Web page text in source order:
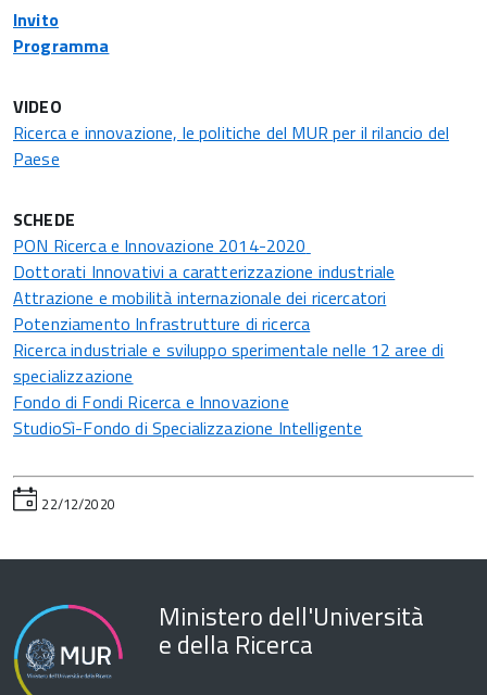
Invito
Programma
VIDEO
Ricerca e innovazione, le politiche del MUR per il rilancio del
Paese
SCHEDE
PON Ricerca e Innovazione 2014-2020
Dottorati Innovativi a caratterizzazione industriale
Attrazione e mobilità internazionale dei ricercatori
Potenziamento Infrastrutture di ricerca
Ricerca industriale e sviluppo sperimentale nelle 12 aree di
specializzazione
Fondo di Fondi Ricerca e Innovazione
StudioSì-Fondo di Specializzazione Intelligente
22/12/2020
Ministero dell'Università
e della Ricerca